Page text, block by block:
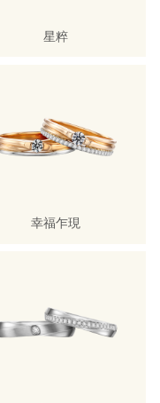
星粹
幸福乍現